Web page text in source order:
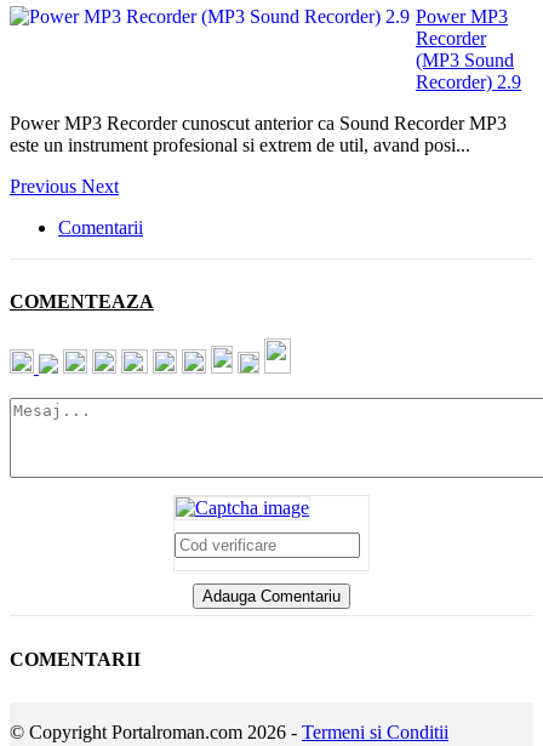
Power MP3
Recorder
(MP3 Sound
Recorder) 2.9
Power MP3 Recorder cunoscut anterior ca Sound Recorder MP3
este un instrument profesional si extrem de util, avand posi...
Previous Next
Comentarii
COMENTEAZA
COMENTARII
© Copyright Portalroman.com 2026 - Termeni si Conditii